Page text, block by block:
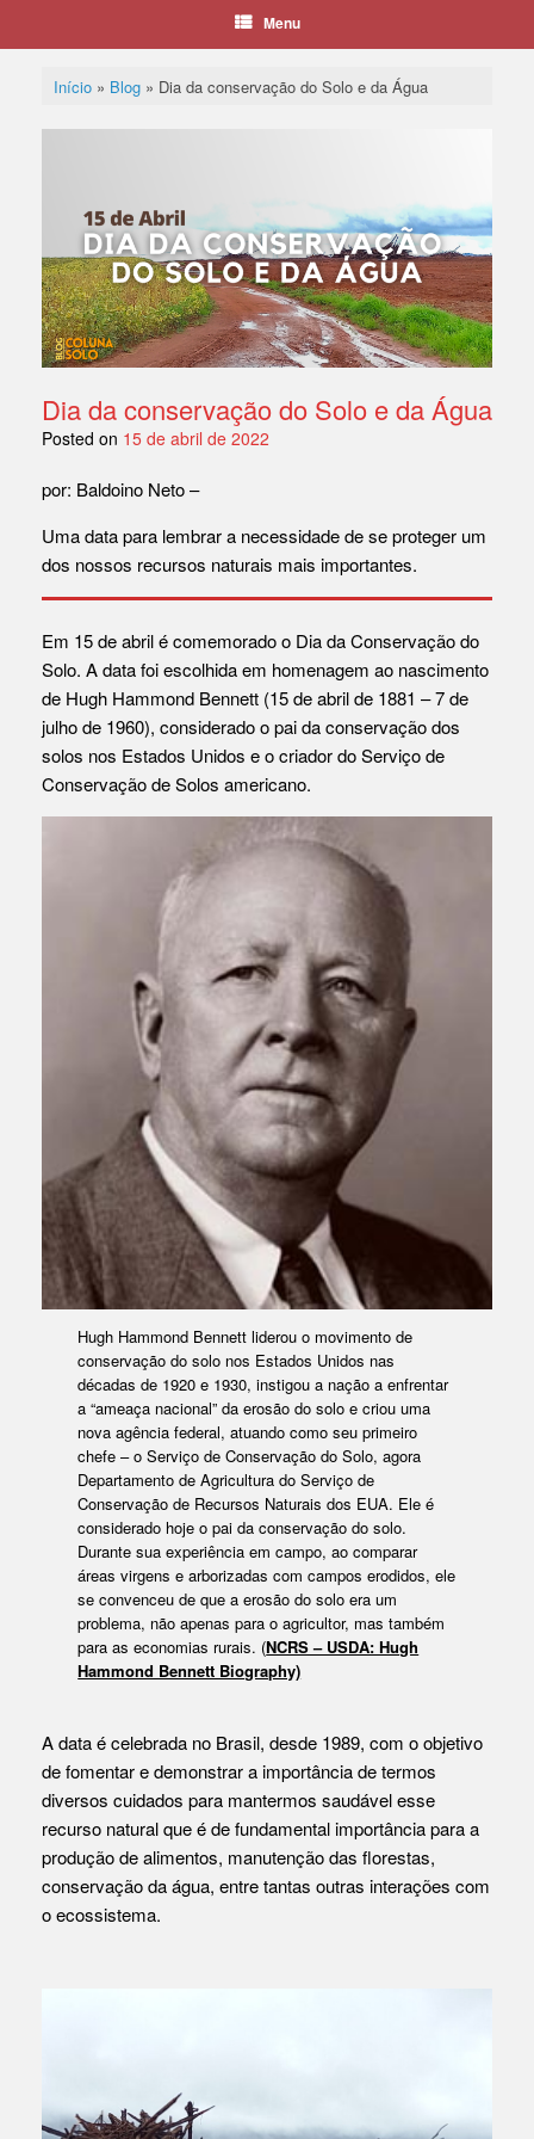
Menu
Início» Blog» Dia da conservação do Solo e da Água
Dia da conservação do Solo e da Água
Posted on 15 de abril de 2022
por: Baldoino Neto –
Uma data para lembrar a necessidade de se proteger um
dos nossos recursos naturais mais importantes.
Em 15 de abril é comemorado o Dia da Conservação do
Solo. A data foi escolhida em homenagem ao nascimento
de Hugh Hammond Bennett (15 de abril de 1881 – 7 de
julho de 1960), considerado o pai da conservação dos
solos nos Estados Unidos e o criador do Serviço de
Conservação de Solos americano.
Hugh Hammond Bennett liderou o movimento de
conservação do solo nos Estados Unidos nas
décadas de 1920 e 1930, instigou a nação a enfrentar
a “ameaça nacional” da erosão do solo e criou uma
nova agência federal, atuando como seu primeiro
chefe – o Serviço de Conservação do Solo, agora
Departamento de Agricultura do Serviço de
Conservação de Recursos Naturais dos EUA. Ele é
considerado hoje o pai da conservação do solo.
Durante sua experiência em campo, ao comparar
áreas virgens e arborizadas com campos erodidos, ele
se convenceu de que a erosão do solo era um
problema, não apenas para o agricultor, mas também
para as economias rurais. (NCRS – USDA: Hugh
Hammond Bennett Biography)
A data é celebrada no Brasil, desde 1989, com o objetivo
de fomentar e demonstrar a importância de termos
diversos cuidados para mantermos saudável esse
recurso natural que é de fundamental importância para a
produção de alimentos, manutenção das florestas,
conservação da água, entre tantas outras interações com
o ecossistema.